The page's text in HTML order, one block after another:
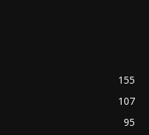
155
107
95